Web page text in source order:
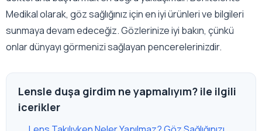
Medikal olarak, göz sağlığınız için en iyi ürünleri ve bilgileri
sunmaya devam edeceğiz. Gözlerinize iyi bakın, çünkü
onlar dünyayı görmenizi sağlayan pencerelerinizdir.
Lensle duşa girdim ne yapmalıyım? ile ilgili
icerikler